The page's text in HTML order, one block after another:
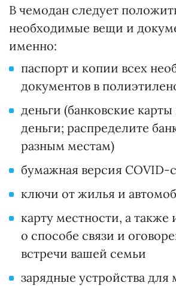
В чемодан следует
необходимые вещи и
именно:
паспорт и копии всех
документов в
деньги (банковские
деньги; распределите
разным местам)
бумажная версия COVID-
ключи от жилья и
карту местности, а
о способе связи и
встречи вашей семьи
зарядные устройства